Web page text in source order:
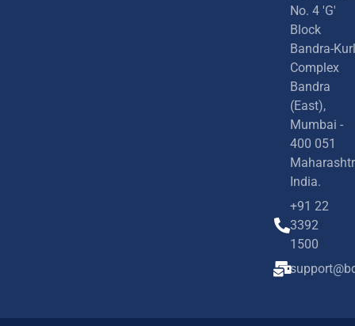
No. 4 'G'
Block
Bandra-
Complex
Bandra
(East),
Mumbai -
400 051
India.
+91 22
3392
1500